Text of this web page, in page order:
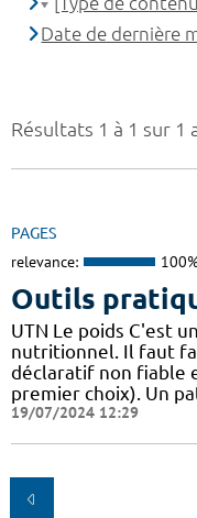
Résultats 1 à 1 sur 1
PAGES
relevance:
Outils
UTN Le poids C'est
nutritionnel. Il faut
déclaratif non fiable
premier choix). Un
19/07/2024 12:29
Date de dernière